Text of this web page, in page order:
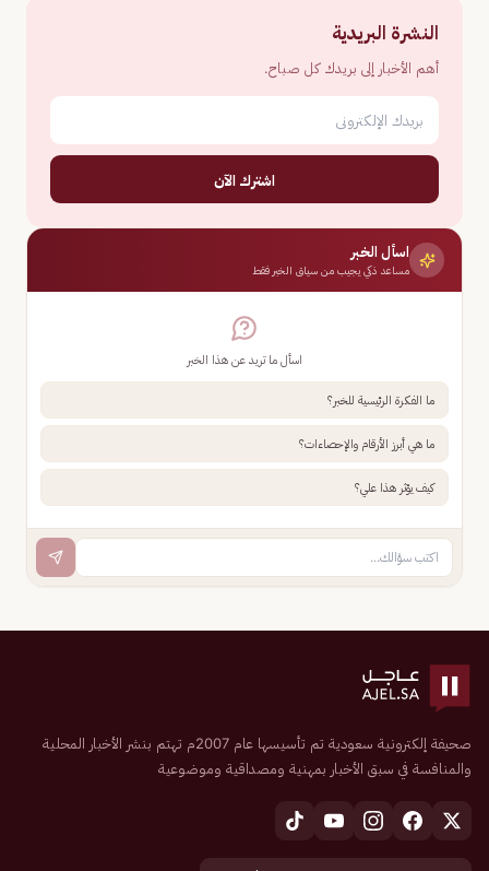
النشرة البريدية
أهم الأخبار إلى بريدك كل صباح.
اشترك الآن
اسأل الخبر
مساعد ذكي يجيب من سياق الخبر فقط
اسأل ما تريد عن هذا الخبر
ما الفكرة الرئيسية للخبر؟
ما هي أبرز الأرقام والإحصاءات؟
كيف يؤثر هذا علي؟
صحيفة إلكترونية سعودية تم تأسيسها عام 2007م تهتم بنشر الأخبار المحلية
والمنافسة في سبق الأخبار بمهنية ومصداقية وموضوعية